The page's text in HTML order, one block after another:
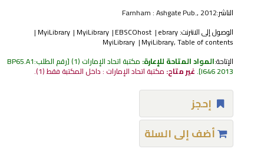
الناشر:Farnham : Ashgate Pub., 2012
الوصول إلى الانترنت:ebrary
EBSCOhost
MyiLibrary
MyiLibrary
MyiLibrary, Table of contents
MyiLibrary
الإتاحة:المواد المتاحة للإعارة: مكتبة اتحاد الإمارات (1) رقم الطلب:BP65.A1
I646 2013
.غير متاح: مكتبة اتحاد الإمارات : داخل المكتبة فقط(1).
إحجز
أضف إلى السلة